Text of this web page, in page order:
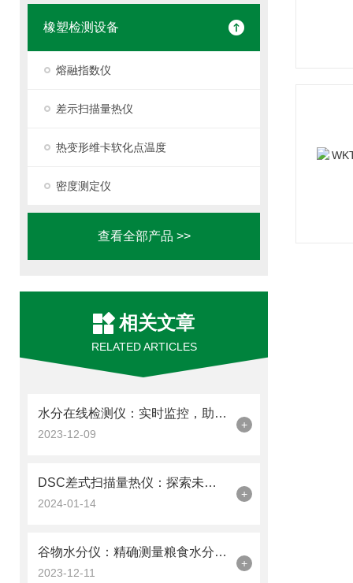
橡塑检测设备
熔融指数仪
差示扫描量热仪
热变形维卡软化点温度
密度测定仪
查看全部产品 >>
相关文章
RELATED ARTICLES
水分在线检测仪：实时监控，助力生产过程优化
2023-12-09
+
DSC差式扫描量热仪：探索未知的微观世界
2024-01-14
+
谷物水分仪：精确测量粮食水分含量的设备
2023-12-11
+